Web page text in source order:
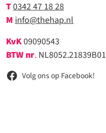
T0342 47 18 28
M info@thehap.nl
KvK09090543
BTW nr. NL8052.21839B01
Volg ons op Facebook!